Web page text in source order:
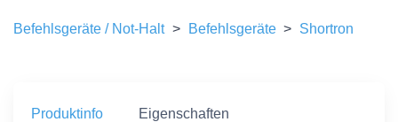
Befehlsgeräte / Not-Halt > Befehlsgeräte > Shortron
Produktinfo Eigenschaften